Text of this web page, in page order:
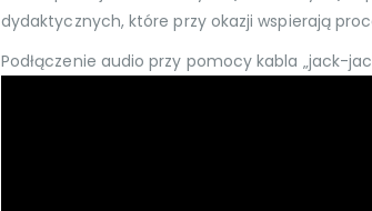
dydaktycznych, które przy okazji wspierają
Podłączenie audio przy pomocy kabla „jack-